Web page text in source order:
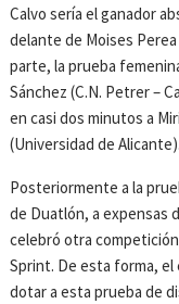
Calvo sería el ganador
delante de Moises
parte, la prueba
Sánchez (C.N. Petrer –
en casi dos minutos a
(Universidad de Alicante).
Posteriormente a la
de Duatlón, a expensas
celebró otra
Sprint. De esta forma,
dotar a esta prueba de